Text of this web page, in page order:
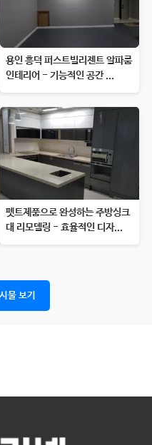
용인 흥덕 퍼스트빌리젠트 알파룸
인테리어 - 기능적인 공간 ...
펫트제품으로 완성하는 주방싱크
대 리모델링 - 효율적인 디자...
물 보기